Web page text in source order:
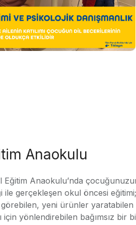
Anaokulu
Eğitim Anaokulu’nda
ile gerçekleşen okul öncesi
görebilen, yeni ürünler
için yönlendirebilen bağımsız bir